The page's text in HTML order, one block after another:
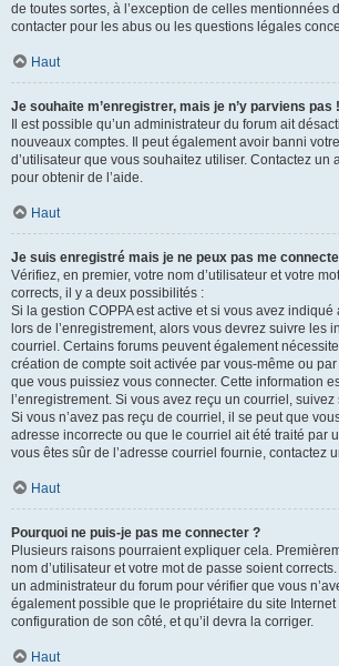
de toutes sortes, à l’exception de celles mentionnées
contacter pour les abus ou les questions légales
Haut
Je souhaite m’enregistrer, mais je n’y parviens pas !
Il est possible qu’un administrateur du forum ait
nouveaux comptes. Il peut également avoir banni
d’utilisateur que vous souhaitez utiliser. Contactez un
pour obtenir de l’aide.
Haut
Je suis enregistré mais je ne peux pas me
Vérifiez, en premier, votre nom d’utilisateur et votre
corrects, il y a deux possibilités :
Si la gestion COPPA est active et si vous avez
lors de l’enregistrement, alors vous devrez suivre les
courriel. Certains forums peuvent également
création de compte soit activée par vous-même ou
que vous puissiez vous connecter. Cette information
l’enregistrement. Si vous avez reçu un courriel,
Si vous n’avez pas reçu de courriel, il se peut que
adresse incorrecte ou que le courriel ait été traité par
vous êtes sûr de l’adresse courriel fournie, contactez
Haut
Pourquoi ne puis-je pas me connecter ?
Plusieurs raisons pourraient expliquer cela.
nom d’utilisateur et votre mot de passe soient
un administrateur du forum pour vérifier que vous
également possible que le propriétaire du site Internet
configuration de son côté, et qu’il devra la corriger.
Haut